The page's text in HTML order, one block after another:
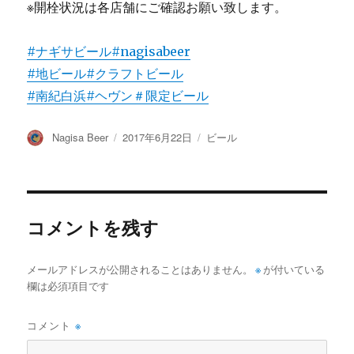
※開栓状況は各店舗にご確認お願い致します。
#ナギサビール#nagisabeer
#地ビール#クラフトビール
#南紀白浜#ヘヴン ＃限定ビール
投
Nagisa Beer
投
2017年6月22日
カ
ビール
コメントを残す
メールアドレスが公開されることはありません。 ※ が付いている
欄は必須項目です
コメント※